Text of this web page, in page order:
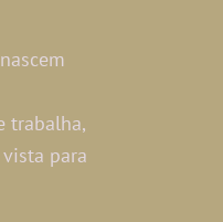
trabalha,
para